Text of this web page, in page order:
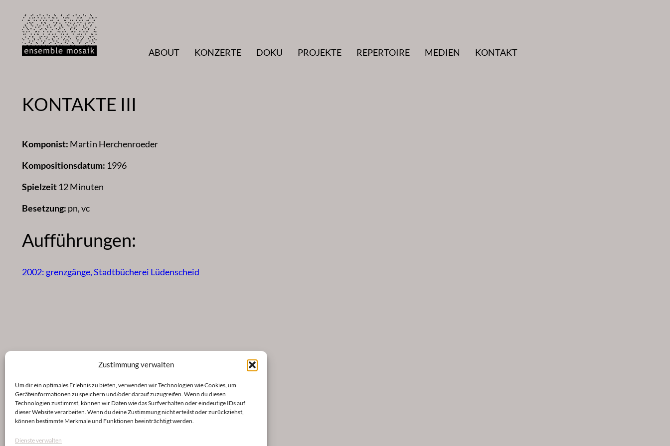
Zustimmung verwalten
Um dir ein optimales Erlebnis zu bieten, verwenden wir Technologien wie Cookies, um
Geräteinformationen zu speichern und/oder darauf zuzugreifen. Wenn du diesen
Technologien zustimmst, können wir Daten wie das Surfverhalten oder eindeutige IDs auf
dieser Website verarbeiten. Wenn du deine Zustimmung nicht erteilst oder zurückziehst,
können bestimmte Merkmale und Funktionen beeinträchtigt werden.
Dienste verwalten
Inhalt
springen
ABOUT
KONZERTE DOKU PROJEKTE REPERTOIRE MEDIEN KONTAKT
KONTAKTE III
Komponist: Martin Herchenroeder
Kompositionsdatum: 1996
Spielzeit 12 Minuten
Besetzung: pn, vc
Aufführungen:
2002: grenzgänge, Stadtbücherei Lüdenscheid